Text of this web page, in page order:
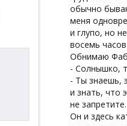
обычно
меня
и глупо, но
восемь
Обнимаю
- Солнышко,
- Ты знаешь,
и знать, что
не запретите.
Он и здесь